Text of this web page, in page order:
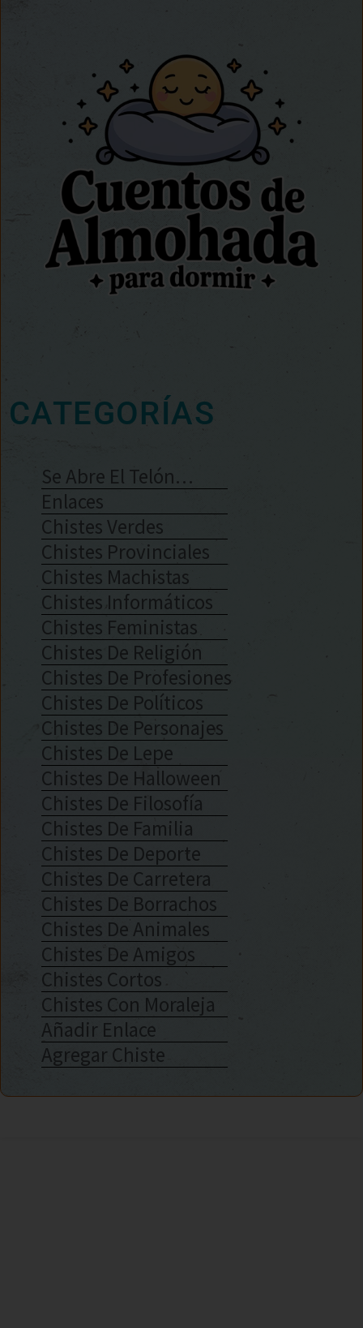
CATEGORÍAS
Se Abre El Telón…
Enlaces
Chistes Verdes
Chistes Provinciales
Chistes Machistas
Chistes Informáticos
Chistes Feministas
Chistes De Religión
Chistes De Profesiones
Chistes De Políticos
Chistes De Personajes
Chistes De Lepe
Chistes De Halloween
Chistes De Filosofía
Chistes De Familia
Chistes De Deporte
Chistes De Carretera
Chistes De Borrachos
Chistes De Animales
Chistes De Amigos
Chistes Cortos
Chistes Con Moraleja
Añadir Enlace
Agregar Chiste